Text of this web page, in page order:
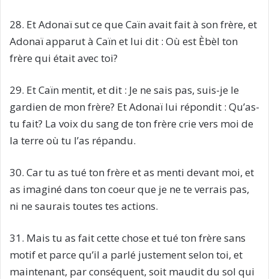
28. Et Adonaï sut ce que Caïn avait fait à son frère, et
Adonaï apparut à Caïn et lui dit : Où est Èbèl ton
frère qui était avec toi?
29. Et Caïn mentit, et dit : Je ne sais pas, suis-je le
gardien de mon frère? Et Adonaï lui répondit : Qu’as-
tu fait? La voix du sang de ton frère crie vers moi de
la terre où tu l’as répandu.
30. Car tu as tué ton frère et as menti devant moi, et
as imaginé dans ton coeur que je ne te verrais pas,
ni ne saurais toutes tes actions.
31. Mais tu as fait cette chose et tué ton frère sans
motif et parce qu’il a parlé justement selon toi, et
maintenant, par conséquent, soit maudit du sol qui